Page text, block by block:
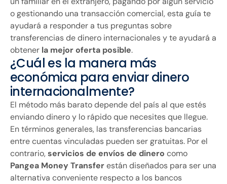
o gestionando una transacción comercial, esta guía te
ayudará a responder a tus preguntas sobre
transferencias de dinero internacionales y te ayudará a
obtener la mejor oferta posible.
¿Cuál es la manera más
económica para enviar dinero
internacionalmente?
El método más barato depende del país al que estés
enviando dinero y lo rápido que necesites que llegue.
En términos generales, las transferencias bancarias
entre cuentas vinculadas pueden ser gratuitas. Por el
contrario,servicios de envíos de dinero como
Pangea Money Transferestán diseñados para ser una
alternativa conveniente respecto a los bancos